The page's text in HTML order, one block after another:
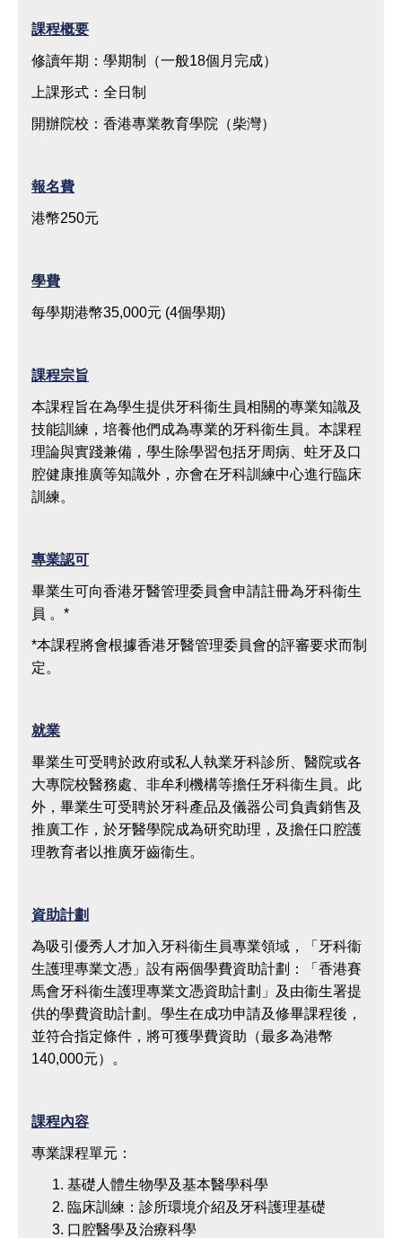
註
狀
態
課程概要
修讀年期：學期制（一般18個月完成）
上課形式：全日制
開辦院校：香港專業教育學院（柴灣）
報名費
港幣250元
學費
每學期港幣35,000元 (4個學期)
課程宗旨
本課程旨在為學生提供牙科衞生員相關的專業知識及
技能訓練，培養他們成為專業的牙科衞生員。本課程
理論與實踐兼備，學生除學習包括牙周病、蛀牙及口
腔健康推廣等知識外，亦會在牙科訓練中心進行臨床
訓練。
專業認可
畢業生可向香港牙醫管理委員會申請註冊為牙科衞生
員 。*
*本課程將會根據香港牙醫管理委員會的評審要求而制
定。
就業
畢業生可受聘於政府或私人執業牙科診所、醫院或各
大專院校醫務處、非牟利機構等擔任牙科衞生員。此
外，畢業生可受聘於牙科產品及儀器公司負責銷售及
推廣工作，於牙醫學院成為研究助理，及擔任口腔護
理教育者以推廣牙齒衞生。
資助計劃
為吸引優秀人才加入牙科衞生員專業領域，「牙科衞
生護理專業文憑」設有兩個學費資助計劃：「香港賽
馬會牙科衞生護理專業文憑資助計劃」及由衞生署提
供的學費資助計劃。學生在成功申請及修畢課程後，
並符合指定條件，將可獲學費資助（最多為港幣
140,000元）。
課程內容
專業課程單元：
基礎人體生物學及基本醫學科學
臨床訓練：診所環境介紹及牙科護理基礎
口腔醫學及治療科學